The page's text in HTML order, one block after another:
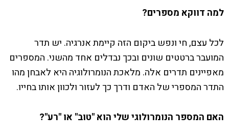
למה דווקא מספרים?
לכל עצם, חי ונפש ביקום הזה קיימת אנרגיה. יש תדר
המועבר ברטטים שונים ובכך נבדלים אחד מהשני. המספרים
מאפיינים תדרים אלה. מלאכת הנומרולוגיה היא לאבחן מהו
התדר המספרי של האדם ודרך כך לעזור ולכוון אותו בחייו.
האם המספר הנומרולוגי שלי הוא "טוב" או "רע"?